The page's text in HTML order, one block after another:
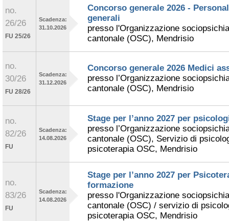
no.
26/26
FU 25/26
Scadenza:
31.10.2026
Concorso generale 2026 -
generali
presso l'Organizzazione
cantonale (OSC), Mendrisio
no.
30/26
FU 28/26
Scadenza:
31.12.2026
Concorso generale 2026 Medici
presso l’Organizzazione
cantonale (OSC), Mendrisio
no.
82/26
FU
Scadenza:
14.08.2026
Stage per l’anno 2027 per
presso l’Organizzazione
cantonale (OSC), Servizio di
psicoterapia OSC, Mendrisio
no.
83/26
FU
Scadenza:
14.08.2026
Stage per l’anno 2027 per
formazione
presso l'Organizzazione
cantonale (OSC) / servizio di
psicoterapia OSC, Mendrisio